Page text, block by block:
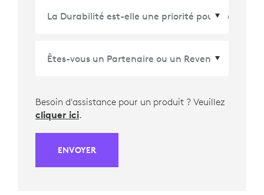
Besoin d'assistance pour un produit ? Veuillez
cliquer ici.
ENVOYER